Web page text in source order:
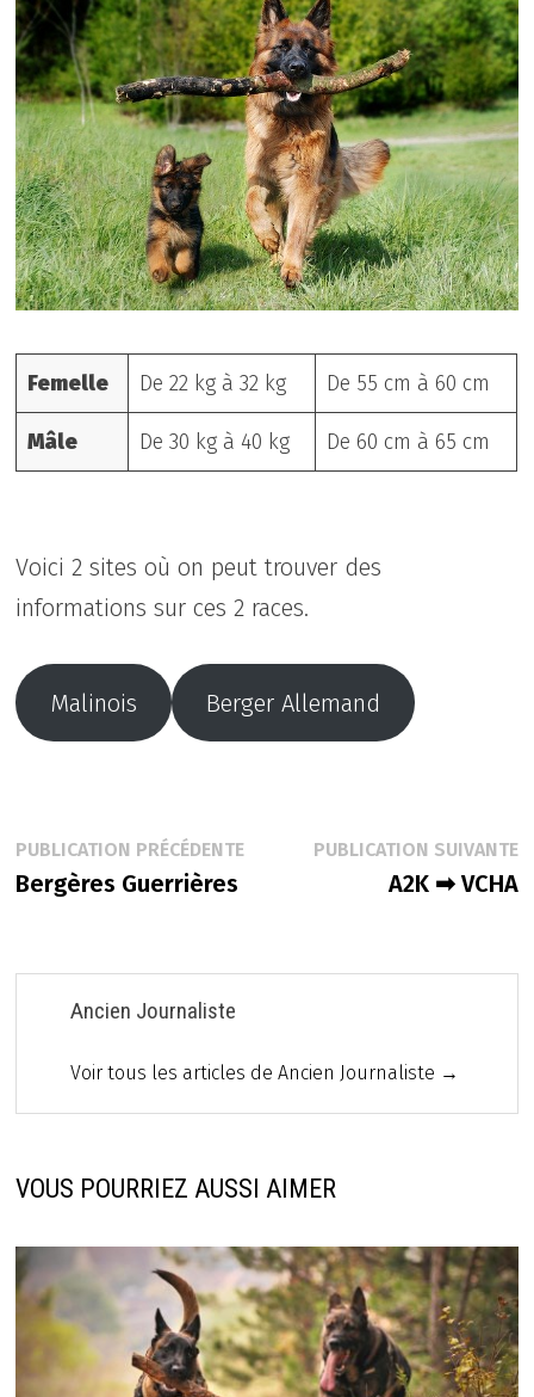
Femelle De 22 kg à 32 kg De 55 cm à 60 cm
Mâle De 30 kg à 40 kg De 60 cm à 65 cm
Voici 2 sites où on peut trouver des
informations sur ces 2 races.
Malinois Berger Allemand
Navigation
de
PUBLICATION PRÉCÉDENTEPublication
Bergères Guerrières
PUBLICATION SUIVANTE
A2K ➡ VCHA
Ancien Journaliste
Voir tous les articles de Ancien Journaliste →
VOUS POURRIEZ AUSSI AIMER